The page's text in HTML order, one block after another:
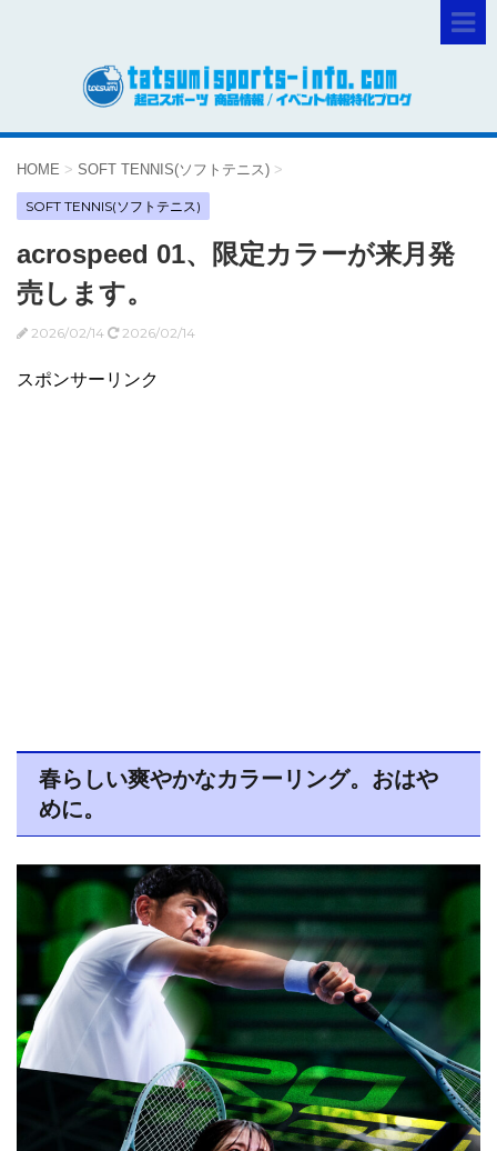
HOME > SOFT TENNIS(ソフトテニス) >
SOFT TENNIS(ソフトテニス)
acrospeed 01、限定カラーが来月発
売します。
2026/02/14 2026/02/14
スポンサーリンク
春らしい爽やかなカラーリング。おはや
めに。